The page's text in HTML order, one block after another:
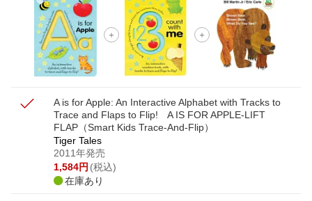
楽天モバイル紹介キャンペーンの拡散で300円OFFクーポン
進呈
条件達成で楽天限定・宝塚歌劇 宙組貸切公演ペアチケット
が当たる
A is for Apple: An Interactive Alphabet with Tracks to
Trace and Flaps to Flip! A IS FOR APPLE-LIFT
FLAP （Smart Kids Trace-And-Flip）
Tiger Tales
2011年発売
1,584円 (税込)
在庫あり